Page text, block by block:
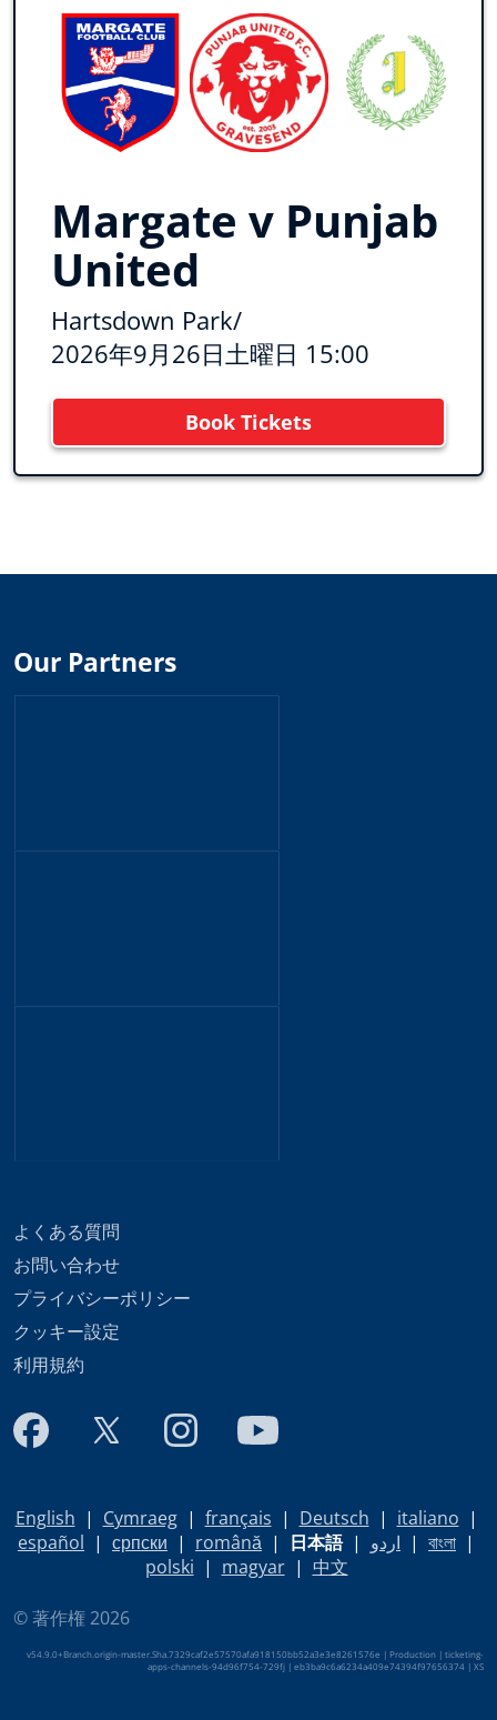
Margate v Punjab
United
Hartsdown Park/
2026年9月26日土曜日 15:00
Book Tickets
よくある質問
お問い合わせ
プライバシーポリシー
クッキー設定
利用規約
Our Partners
English | Cymraeg| français | Deutsch | italiano |
español | српски | română | 日本語| اردو | বাংলা |
polski | magyar| 中文
© 著作権 2026
v54.9.0+Branch.origin-master.Sha.7329caf2e57570afa918150bb52a3e3e8261576e | Production | ticketing-
apps-channels-94d96f754-729fj | eb3ba9c6a6234a409e74394f97656374 | XS